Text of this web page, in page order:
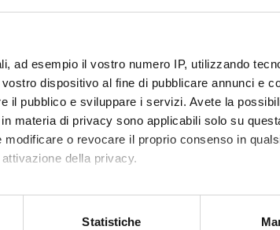
ad esempio il vostro numero IP, utilizzando
dispositivo al fine di pubblicare annunci e
il pubblico e sviluppare i servizi. Avete la
materia di privacy sono applicabili solo su
o revocare il proprio consenso in
della privacy.
con un'approssimazione di qualche metro,
Statistiche
il suo continuo impegno nel rappresentare